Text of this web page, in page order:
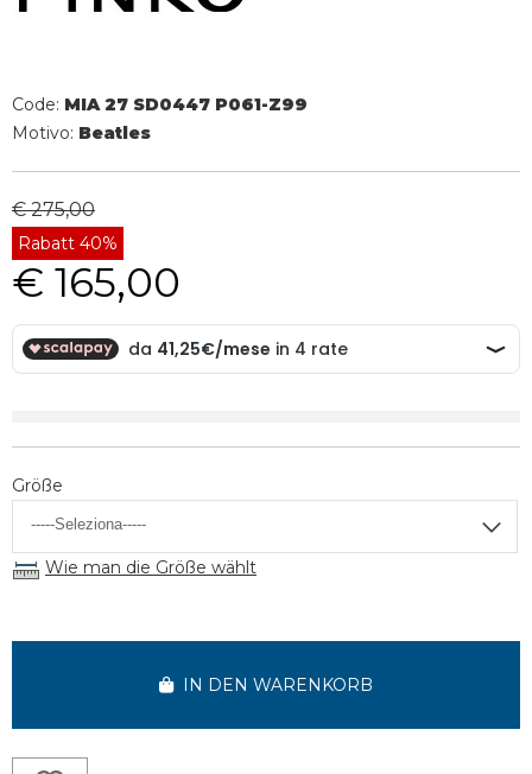
Code: MIA 27 SD0447 P061-Z99
Motivo: Beatles
€ 275,00
Rabatt 40%
€ 165,00
Größe
Wie man die Größe wählt
IN DEN WARENKORB